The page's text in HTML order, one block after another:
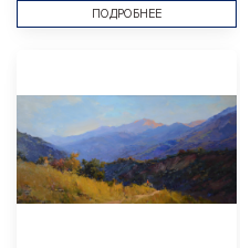
ПОДРОБНЕЕ